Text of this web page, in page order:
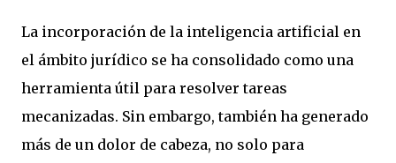
La incorporación de la inteligencia artificial en
el ámbito jurídico se ha consolidado como una
herramienta útil para resolver tareas
mecanizadas. Sin embargo, también ha generado
más de un dolor de cabeza, no solo para